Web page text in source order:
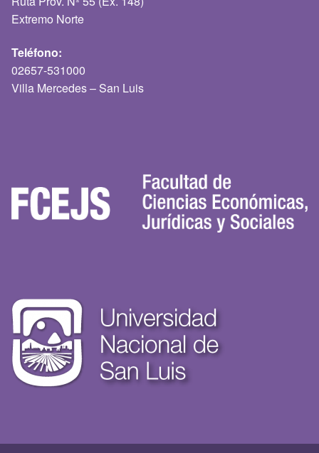
Extremo Norte
Teléfono:
02657-531000
Villa Mercedes – San Luis